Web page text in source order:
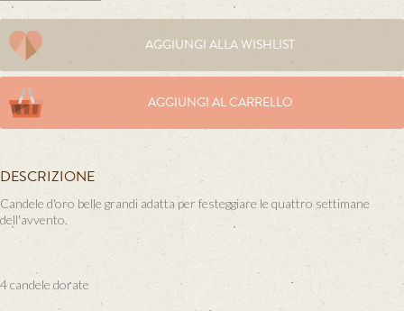
AGGIUNGI ALLA WISHLIST
AGGIUNGI AL CARRELLO
DESCRIZIONE
Candele d'oro belle grandi adatta per festeggiare le quattro settimane
dell'avvento.
4 candele dorate